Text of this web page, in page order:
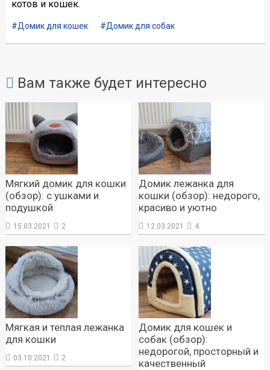
котов и кошек.
Домик для кошек Домик для собак
Вам также будет интересно
Мягкий домик для кошки
(обзор): с ушками и
подушкой
15.03.2021 2
Домик лежанка для
кошки (обзор): недорого,
красиво и уютно
12.03.2021 4
Мягкая и теплая лежанка
для кошки
03.10.2021 2
Домик для кошек и
собак (обзор):
недорогой, просторный и
качественный